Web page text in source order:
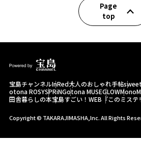
Page
top
宝島チャンネルInRed大人のおしゃれ手帖sweet
otona ROSYSPRiNGotona MUSEGLOW
田舎暮らしの本宝島すごい！WEB 『このミス
Copyright © TAKARAJIMASHA,Inc. All Rights